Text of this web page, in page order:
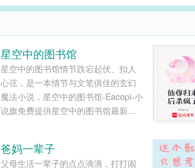
星空中的图书馆
星空中的图书馆情节跌宕起伏、扣人
心弦，是一本情节与文笔俱佳的玄幻
魔法小说，星空中的图书馆-Eacopi-小
说旗免费提供星空中的图书馆最新清
爸妈一辈子
父母生活一辈子的点点滴滴，打打闹